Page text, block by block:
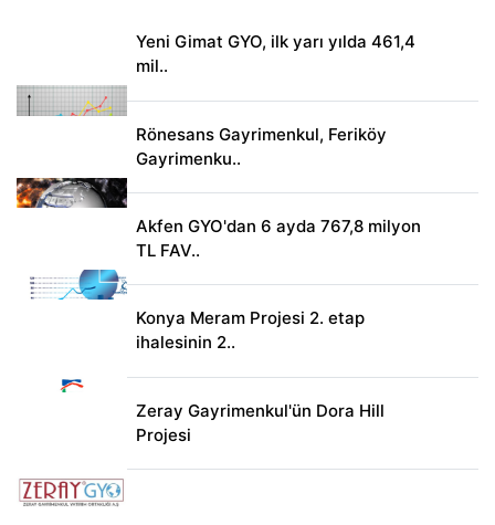
Yeni Gimat GYO, ilk yarı yılda 461,4
mil..
Rönesans Gayrimenkul, Feriköy
Gayrimenku..
Akfen GYO'dan 6 ayda 767,8 milyon
TL FAV..
Konya Meram Projesi 2. etap
ihalesinin 2..
Zeray Gayrimenkul'ün Dora Hill
Projesi